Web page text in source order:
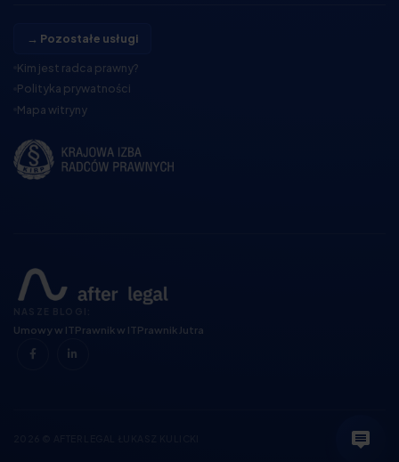
→ Pozostałe usługi
Kim jest radca prawny?
Polityka prywatności
Mapa witryny
Umowy w ITPrawnik w ITPrawnik Jutra